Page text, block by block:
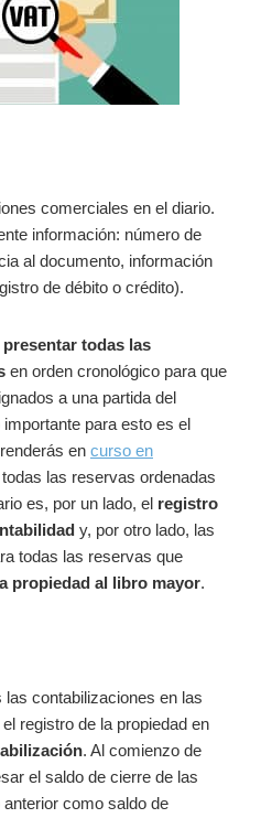
comerciales en el diario.
información: número de
al documento, información
de débito o crédito).
presentar todas las
en orden cronológico para que
a una partida del
para esto es el
en curso en
las reservas ordenadas
es, por un lado, el registro
y, por otro lado, las
todas las reservas que
propiedad al libro mayor.
contabilizaciones en las
registro de la propiedad en
. Al comienzo de
el saldo de cierre de las
como saldo de